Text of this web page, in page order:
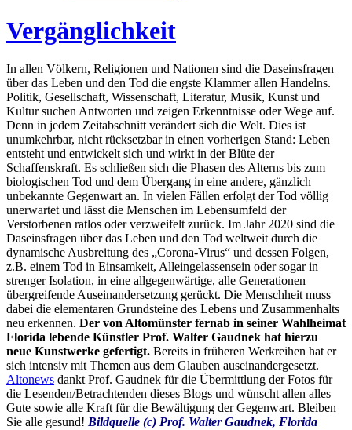
Vergänglichkeit
In allen Völkern, Religionen und Nationen sind die Daseinsfragen
über das Leben und den Tod die engste Klammer allen Handelns.
Politik, Gesellschaft, Wissenschaft, Literatur, Musik, Kunst und
Kultur suchen Antworten und zeigen Erkenntnisse oder Wege auf.
Denn in jedem Zeitabschnitt verändert sich die Welt. Dies ist
unumkehrbar, nicht rücksetzbar in einen vorherigen Stand: Leben
entsteht und entwickelt sich und wirkt in der Blüte der
Schaffenskraft. Es schließen sich die Phasen des Alterns bis zum
biologischen Tod und dem Übergang in eine andere, gänzlich
unbekannte Gegenwart an. In vielen Fällen erfolgt der Tod völlig
unerwartet und lässt die Menschen im Lebensumfeld der
Verstorbenen ratlos oder verzweifelt zurück. Im Jahr 2020 sind die
Daseinsfragen über das Leben und den Tod weltweit durch die
dynamische Ausbreitung des „Corona-Virus“ und dessen Folgen,
z.B. einem Tod in Einsamkeit, Alleingelassensein oder sogar in
strenger Isolation, in eine allgegenwärtige, alle Generationen
übergreifende Auseinandersetzung gerückt. Die Menschheit muss
dabei die elementaren Grundsteine des Lebens und Zusammenhalts
neu erkennen. Der von Altomünster fernab in seiner Wahlheimat
Florida lebende Künstler Prof. Walter Gaudnek hat hierzu
neue Kunstwerke gefertigt. Bereits in früheren Werkreihen hat er
sich intensiv mit Themen aus dem Glauben auseinandergesetzt.
Altonews dankt Prof. Gaudnek für die Übermittlung der Fotos für
die Lesenden/Betrachtenden dieses Blogs und wünscht allen alles
Gute sowie alle Kraft für die Bewältigung der Gegenwart. Bleiben
Sie alle gesund! Bildquelle (c) Prof. Walter Gaudnek, Florida